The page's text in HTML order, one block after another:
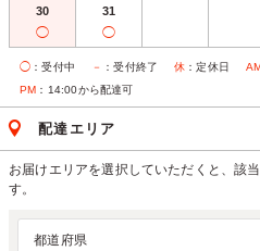
30
◯
31
◯
◯ ：受付中 － ：受付終了 休 ：定休日
PM ：14:00から配達可
配達エリア
お届けエリアを選択していただくと、該
す。